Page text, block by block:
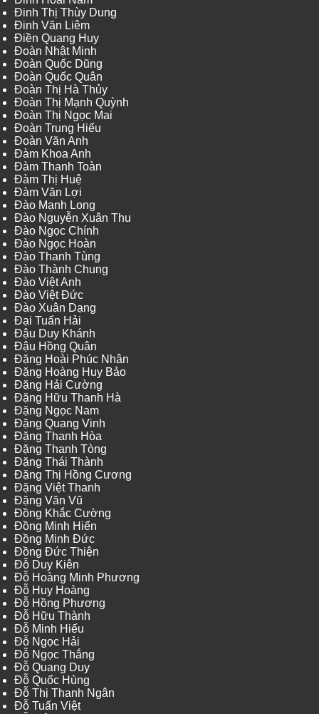
Đinh Thị Thùy Dung
Đinh Văn Liêm
Điền Quang Huy
Đoàn Nhật Minh
Đoàn Quốc Dũng
Đoàn Quốc Quân
Đoàn Thị Hà Thủy
Đoàn Thị Mạnh Quỳnh
Đoàn Thị Ngọc Mai
Đoàn Trung Hiếu
Đoàn Văn Anh
Đàm Khoa Anh
Đàm Thanh Toàn
Đàm Thị Huệ
Đàm Văn Lợi
Đào Mạnh Long
Đào Nguyễn Xuân Thu
Đào Ngọc Chính
Đào Ngọc Hoàn
Đào Thanh Tùng
Đào Thành Chung
Đào Việt Anh
Đào Việt Đức
Đào Xuân Dạng
Đại Tuấn Hải
Đậu Duy Khánh
Đậu Hồng Quân
Đặng Hoài Phúc Nhân
Đặng Hoàng Huy Bảo
Đặng Hải Cường
Đặng Hữu Thanh Hà
Đặng Ngọc Nam
Đặng Quang Vinh
Đặng Thanh Hòa
Đặng Thanh Tòng
Đặng Thái Thành
Đặng Thị Hồng Cương
Đặng Việt Thanh
Đặng Văn Vũ
Đồng Khắc Cường
Đồng Minh Hiển
Đồng Minh Đức
Đồng Đức Thiện
Đỗ Duy Kiên
Đỗ Hoàng Minh Phương
Đỗ Huy Hoàng
Đỗ Hồng Phương
Đỗ Hữu Thành
Đỗ Minh Hiếu
Đỗ Ngọc Hải
Đỗ Ngọc Thắng
Đỗ Quang Duy
Đỗ Quốc Hùng
Đỗ Thị Thanh Ngân
Đỗ Tuấn Việt